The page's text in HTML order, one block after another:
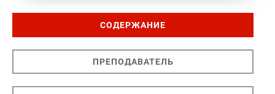
СОДЕРЖАНИЕ
ПРЕПОДАВАТЕЛЬ